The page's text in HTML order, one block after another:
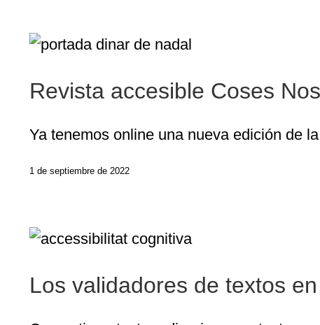
Revista accesible Coses
Ya tenemos online una nueva edición de
1 de septiembre de 2022
Los validadores de textos